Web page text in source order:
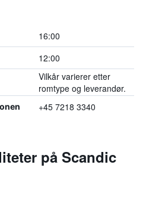
16:00
12:00
Vilkår varierer etter
romtype og leverandør.
+45 7218 3340
på Scandic